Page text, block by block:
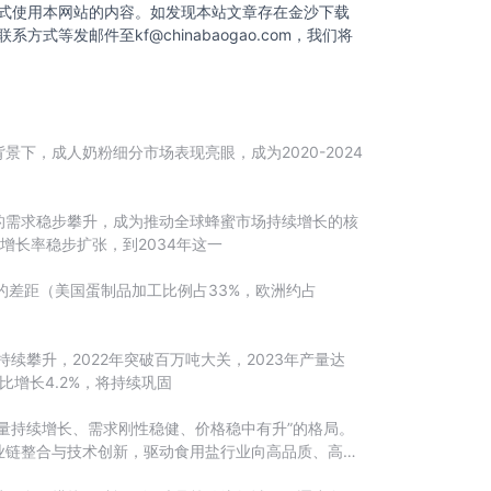
使用本网站的内容。如发现本站文章存在金沙下载
系方式等发邮件至kf@chinabaogao.com ，我们将
下，成人奶粉细分市场表现亮眼，成为2020-2024
求稳步攀升，成为推动全球蜂蜜市场持续增长的核
长率稳步扩张，到2034年这一
距（美国蛋制品加工比例占33%，欧洲约占
续攀升，2022年突破百万吨大关，2023年产量达
增长4.2%，将持续巩固
续增长、需求刚性稳健、价格稳中有升”的格局。
整合与技术创新，驱动食用盐行业向高品质、高附